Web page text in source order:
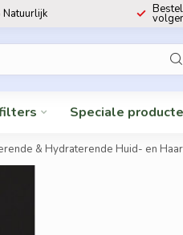
Speciale
& Hydraterende Huid- en